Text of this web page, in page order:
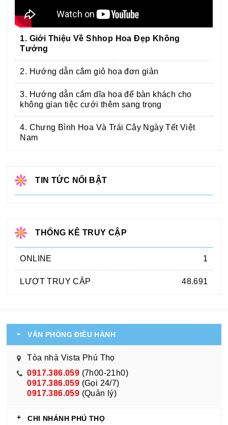
1. Giới Thiệu Về Shhop Hoa Đẹp Không
Tưởng
2. Hướng dẫn cắm giỏ hoa đơn giản
3. Hướng dẫn cắm dĩa hoa để bàn khách cho
không gian tiệc cưới thêm sang trọng
4. Chưng Bình Hoa Và Trái Cây Ngày Tết Việt
Nam
TIN TỨC NỔI BẬT
THỐNG KÊ TRUY CẬP
ONLINE 1
LƯỢT TRUY CẬP 48.691
VĂN PHÒNG ĐIỀU HÀNH
Tòa nhà Vista Phú Thọ
0917.386.059 (7h00-21h0)
0917.386.059 (Gọi 24/7)
0917.386.059 (Quản lý)
CHI NHÁNH PHÚ THỌ